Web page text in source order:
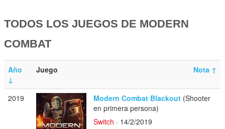
TODOS LOS JUEGOS DE MODERN
COMBAT
Año
↓
Nota ↑
Juego
2019 Modern Combat Blackout (Shooter
en primera persona)
Switch · 14/2/2019